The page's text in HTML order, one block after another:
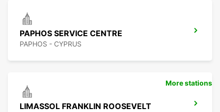
PAPHOS SERVICE CENTRE
PAPHOS - CYPRUS
LIMASSOL FRANKLIN ROOSEVELT
More stations